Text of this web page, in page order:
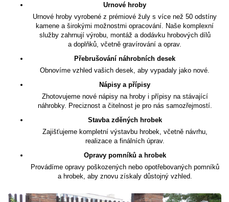
Urnové hroby
Urnové hroby vyrobené z prémiové žuly s více než 50 odstíny
kamene a širokými možnostmi opracování. Naše komplexní
služby zahrnují výrobu, montáž a dodávku hrobových dílů
a doplňků, včetně gravírování a oprav.
Přebrušování náhrobních desek
Obnovíme vzhled vašich desek, aby vypadaly jako nové.
Nápisy a přípisy
Zhotovujeme nové nápisy na hroby i přípisy na stávající
náhrobky. Preciznost a čitelnost je pro nás samozřejmostí.
Stavba zděných hrobek
Zajišťujeme kompletní výstavbu hrobek, včetně návrhu,
realizace a finálních úprav.
Opravy pomníků a hrobek
Provádíme opravy poškozených nebo opotřebovaných pomníků
a hrobek, aby znovu získaly důstojný vzhled.